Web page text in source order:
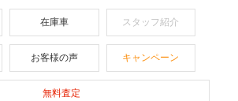
在庫車 スタッフ紹介
お客様の声 キャンペーン
無料査定